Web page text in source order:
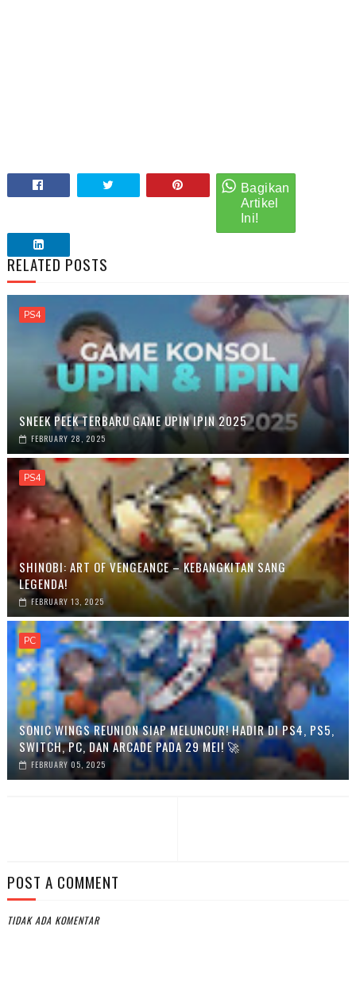
RELATED POSTS
PS4
SNEEK PEEK TERBARU GAME UPIN IPIN 2025
FEBRUARY 28, 2025
PS4
SHINOBI: ART OF VENGEANCE – KEBANGKITAN SANG
LEGENDA!
FEBRUARY 13, 2025
PC
SONIC WINGS REUNION SIAP MELUNCUR! HADIR DI PS4, PS5,
SWITCH, PC, DAN ARCADE PADA 29 MEI! 🚀
FEBRUARY 05, 2025
POST A COMMENT
TIDAK ADA KOMENTAR